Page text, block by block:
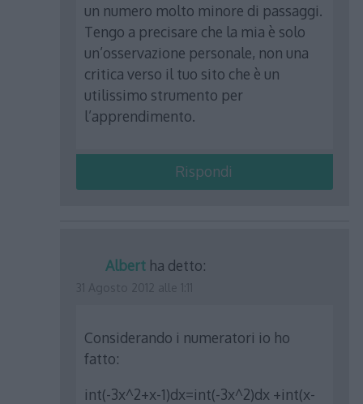
un numero molto minore di passaggi.
Tengo a precisare che la mia è solo
un’osservazione personale, non una
critica verso il tuo sito che è un
utilissimo strumento per
l’apprendimento.
Rispondi
Albert ha detto:
Considerando i numeratori io ho
fatto:
int(-3x^2+x-1)dx=int(-3x^2)dx +int(x-